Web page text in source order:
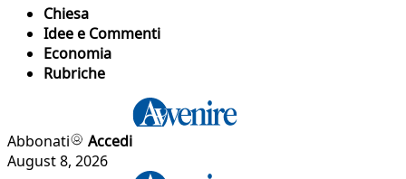
Chiesa
Idee e Commenti
Economia
Rubriche
Abbonati
Accedi
August 8, 2026